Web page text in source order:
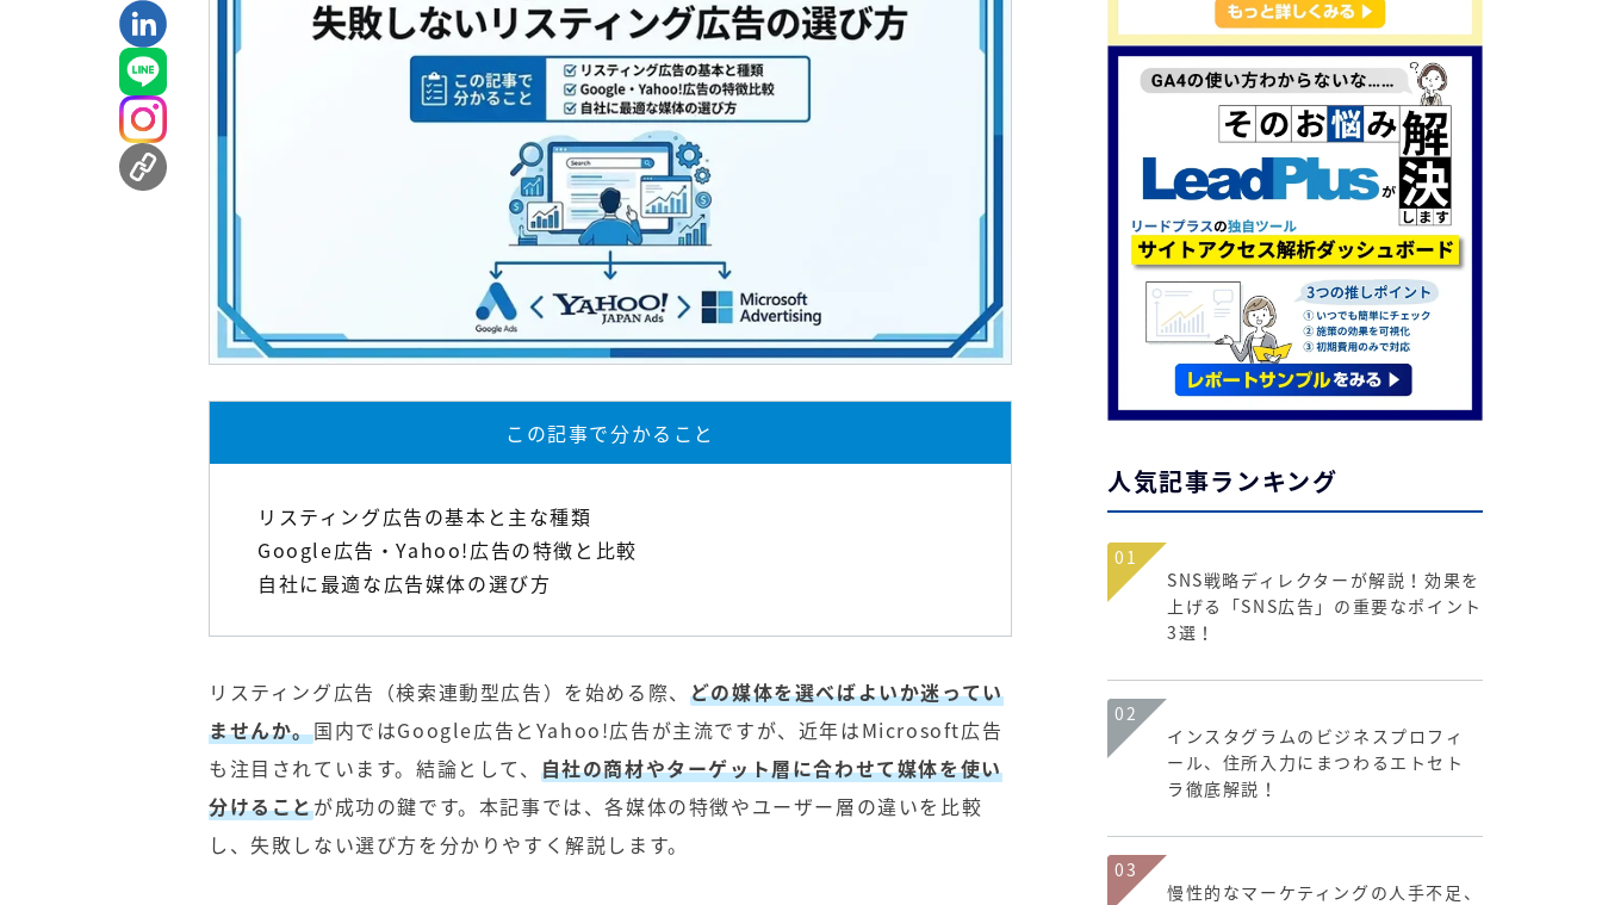
この記事で分かること
リスティング広告の基本と主な種類
Google広告 ・Yahoo!広告の特徴と比較
自社に最適な広告媒体の選び方
リスティング広告（検索連動型広告）を始める際、 どの媒体を選べばよいか迷ってい
ませんか。国内ではGoogle広告とYahoo!広告が主流ですが、近年はMicrosoft広告
も注目されています。結論として、 自社の商材やターゲット層に合わせて媒体を使い
分けることが成功の鍵です。本記事では、各媒体の特徴やユーザー層の違いを比較
し、失敗しない選び方を分かりやすく解説します。
人気記事ランキング
01
SNS戦略ディレクターが解説！効果を
上げる「SNS広告」の重要なポイント
3選！
02
インスタグラムのビジネスプロフィ
ール、住所入力にまつわるエトセト
ラ徹底解説！
03
慢性的なマーケティングの人手不足、